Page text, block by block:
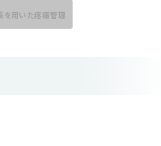
を用いた疼痛管理